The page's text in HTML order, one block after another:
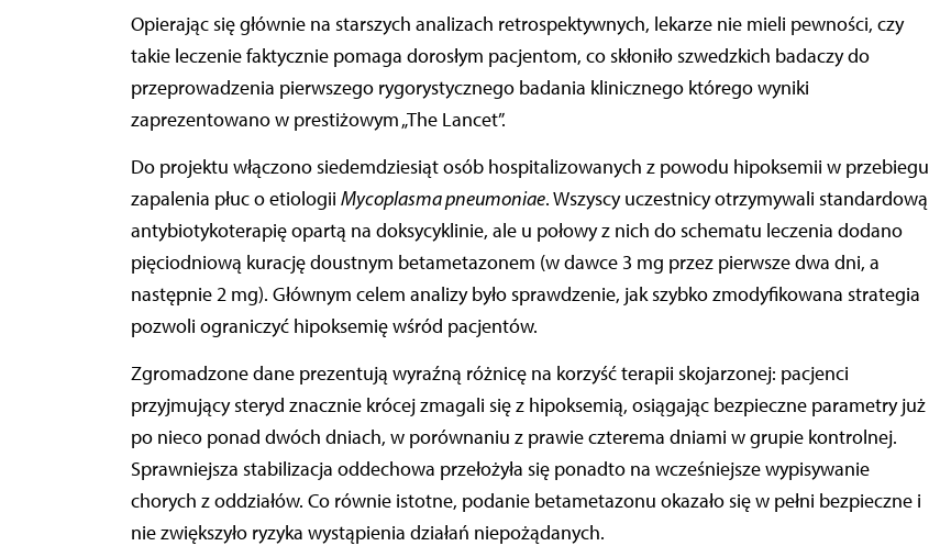
Opierając się głównie na starszych analizach retrospektywnych, lekarze nie mieli pewności, czy
takie leczenie faktycznie pomaga dorosłym pacjentom, co skłoniło szwedzkich badaczy do
przeprowadzenia pierwszego rygorystycznego badania klinicznego którego wyniki
zaprezentowano w prestiżowym „The Lancet”.
Do projektu włączono siedemdziesiąt osób hospitalizowanych z powodu hipoksemii w przebiegu
zapalenia płuc o etiologii Mycoplasma pneumoniae. Wszyscy uczestnicy otrzymywali standardową
antybiotykoterapię opartą na doksycyklinie, ale u połowy z nich do schematu leczenia dodano
pięciodniową kurację doustnym betametazonem (w dawce 3 mg przez pierwsze dwa dni, a
następnie 2 mg). Głównym celem analizy było sprawdzenie, jak szybko zmodyfikowana strategia
pozwoli ograniczyć hipoksemię wśród pacjentów.
Zgromadzone dane prezentują wyraźną różnicę na korzyść terapii skojarzonej: pacjenci
przyjmujący steryd znacznie krócej zmagali się z hipoksemią, osiągając bezpieczne parametry już
po nieco ponad dwóch dniach, w porównaniu z prawie czterema dniami w grupie kontrolnej.
Sprawniejsza stabilizacja oddechowa przełożyła się ponadto na wcześniejsze wypisywanie
chorych z oddziałów. Co równie istotne, podanie betametazonu okazało się w pełni bezpieczne i
nie zwiększyło ryzyka wystąpienia działań niepożądanych.